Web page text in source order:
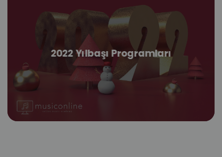
2022 Yılbaşı Programları